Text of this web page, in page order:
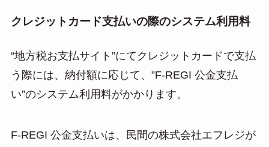
クレジットカード支払いの際のシステム利用料
“地方税お支払サイト”にてクレジットカードで支払
う際には、納付額に応じて、”F-REGI 公金支払
い”のシステム利用料がかかります。
F-REGI 公金支払いは、民間の株式会社エフレジが